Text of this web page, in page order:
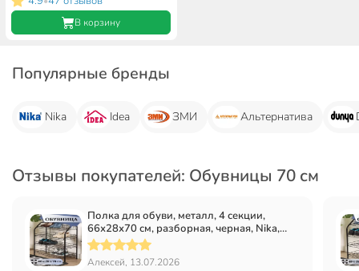
В корзину
Популярные бренды
Nika Idea ЗМИ Альтернатива
Отзывы покупателей: Обувницы 70 см
Полка для обуви, металл, 4 секции,
66х28х70 см, разборная, черная, Nika,
ЭТ1/Ч
Алексей, 13.07.2026